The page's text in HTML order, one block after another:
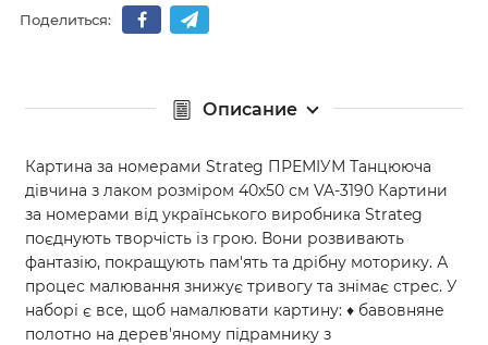
Поделиться:
Описание
Картина за номерами Strateg ПРЕМІУМ Танцююча
дівчина з лаком розміром 40х50 см VA-3190 Картини
за номерами від українського виробника Strateg
поєднують творчість із грою. Вони розвивають
фантазію, покращують пам'ять та дрібну моторику. А
процес малювання знижує тривогу та знімає стрес. У
наборі є все, щоб намалювати картину: ♦ бавовняне
полотно на дерев'яному підрамнику з